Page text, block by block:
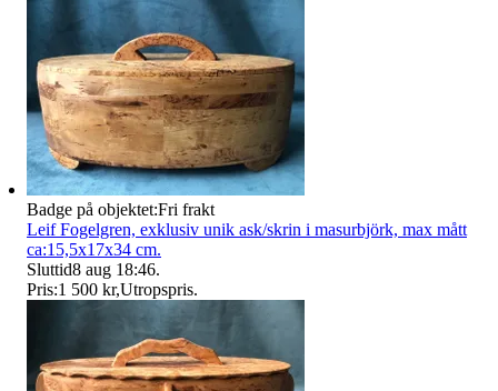
Badge på objektet:Fri frakt
Leif Fogelgren, exklusiv unik ask/skrin i masurbjörk, max mått
ca:15,5x17x34 cm.
Sluttid8 aug 18:46.
Pris:1 500 kr,Utropspris.